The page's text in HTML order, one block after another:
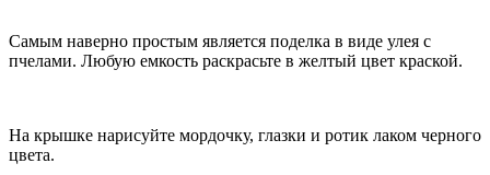
Самым наверно простым является поделка в виде улея с
пчелами. Любую емкость раскрасьте в желтый цвет краской.
На крышке нарисуйте мордочку, глазки и ротик лаком черного
цвета.